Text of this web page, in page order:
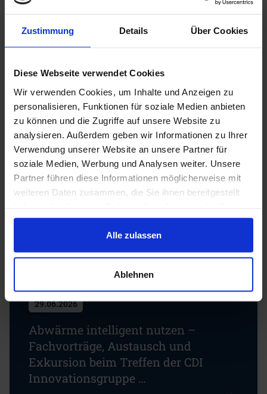
Zustimmung Details Über Cookies
Diese Webseite verwendet Cookies
Wir verwenden Cookies, um Inhalte und Anzeigen zu
personalisieren, Funktionen für soziale Medien anbieten
zu können und die Zugriffe auf unsere Website zu
analysieren. Außerdem geben wir Informationen zu Ihrer
Verwendung unserer Website an unsere Partner für
soziale Medien, Werbung und Analysen weiter. Unsere
Partner führen diese Informationen möglicherweise mit
weiteren Daten zusammen, die Sie ihnen bereitgestellt
gesammelt haben.
Alle zulassen
Ablehnen
Rückblick: CDI Workshopreihe
Akzeptanzkommunikation – ein
strategischer Erfolgsfaktor
01.07.2026
Neuer CDI Leitfaden:
29.06.2026
Abwärme intelligent nutzen –
Fachvorträge, Austausch und
Exkursion beim Treffen der CDI
Innovationsgruppe …